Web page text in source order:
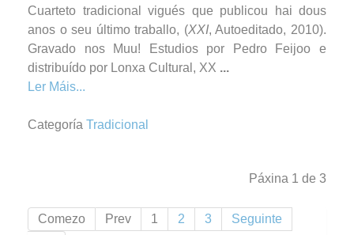
Cuarteto tradicional vigués que publicou hai dous
anos o seu último traballo, (XXI, Autoeditado, 2010).
Gravado nos Muu! Estudios por Pedro Feijoo e
distribuído por Lonxa Cultural, XX ...
Ler Máis...
Categoría Tradicional
Páxina 1 de 3
Comezo Prev 1 2 3
Seguinte